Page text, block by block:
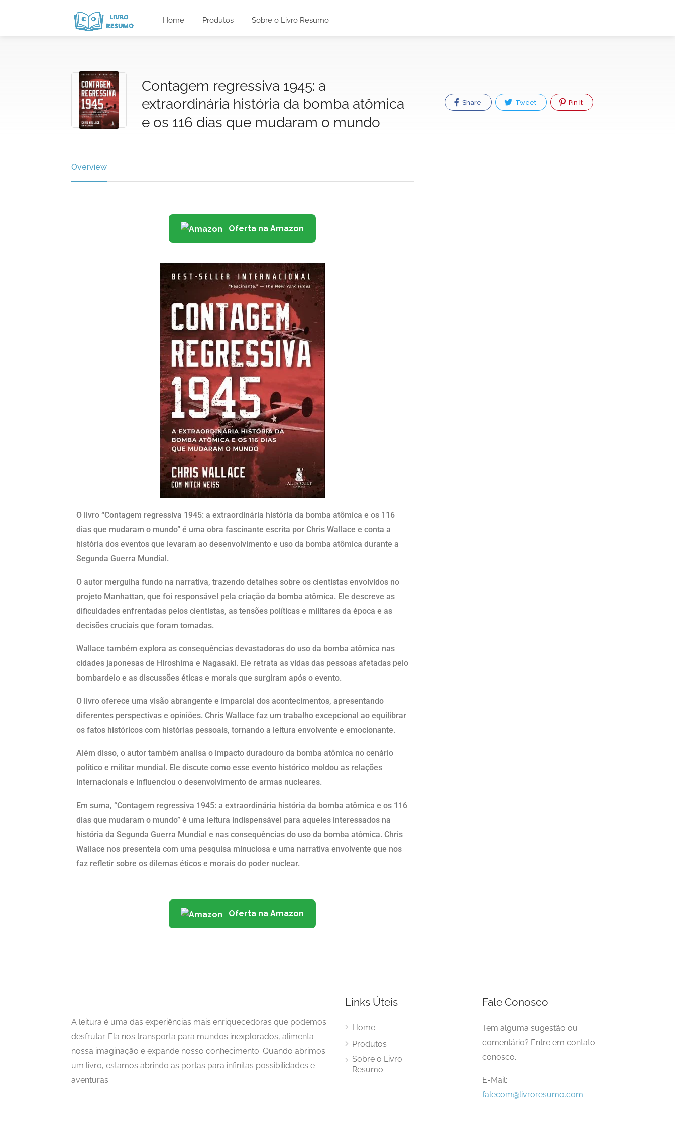
Home Produtos Sobre o Livro Resumo
Contagem regressiva 1945: a
extraordinária história da bomba atômica
e os 116 dias que mudaram o mundo
Overview
Oferta na Amazon
O livro “Contagem regressiva 1945: a extraordinária história da bomba atômica e os 116
dias que mudaram o mundo” é uma obra fascinante escrita por Chris Wallace e conta a
história dos eventos que levaram ao desenvolvimento e uso da bomba atômica durante a
Segunda Guerra Mundial.
O autor mergulha fundo na narrativa, trazendo detalhes sobre os cientistas envolvidos no
projeto Manhattan, que foi responsável pela criação da bomba atômica. Ele descreve as
dificuldades enfrentadas pelos cientistas, as tensões políticas e militares da época e as
decisões cruciais que foram tomadas.
Wallace também explora as consequências devastadoras do uso da bomba atômica nas
cidades japonesas de Hiroshima e Nagasaki. Ele retrata as vidas das pessoas afetadas pelo
bombardeio e as discussões éticas e morais que surgiram após o evento.
O livro oferece uma visão abrangente e imparcial dos acontecimentos, apresentando
diferentes perspectivas e opiniões. Chris Wallace faz um trabalho excepcional ao equilibrar
os fatos históricos com histórias pessoais, tornando a leitura envolvente e emocionante.
Além disso, o autor também analisa o impacto duradouro da bomba atômica no cenário
político e militar mundial. Ele discute como esse evento histórico moldou as relações
internacionais e influenciou o desenvolvimento de armas nucleares.
Em suma, “Contagem regressiva 1945: a extraordinária história da bomba atômica e os 116
dias que mudaram o mundo” é uma leitura indispensável para aqueles interessados ​​na
história da Segunda Guerra Mundial e nas consequências do uso da bomba atômica. Chris
Wallace nos presenteia com uma pesquisa minuciosa e uma narrativa envolvente que nos
faz refletir sobre os dilemas éticos e morais do poder nuclear.
Oferta na Amazon
Share Tweet Pin It
A leitura é uma das experiências mais enriquecedoras que podemos
desfrutar. Ela nos transporta para mundos inexplorados, alimenta
nossa imaginação e expande nosso conhecimento. Quando abrimos
um livro, estamos abrindo as portas para infinitas possibilidades e
aventuras.
Links Úteis
Home
Produtos
Sobre o Livro
Resumo
Fale Conosco
Tem alguma sugestão ou
comentário? Entre em contato
conosco.
E-Mail:
falecom@livroresumo.com